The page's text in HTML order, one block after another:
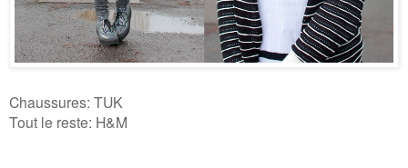
Chaussures: TUK
Tout le reste: H&M